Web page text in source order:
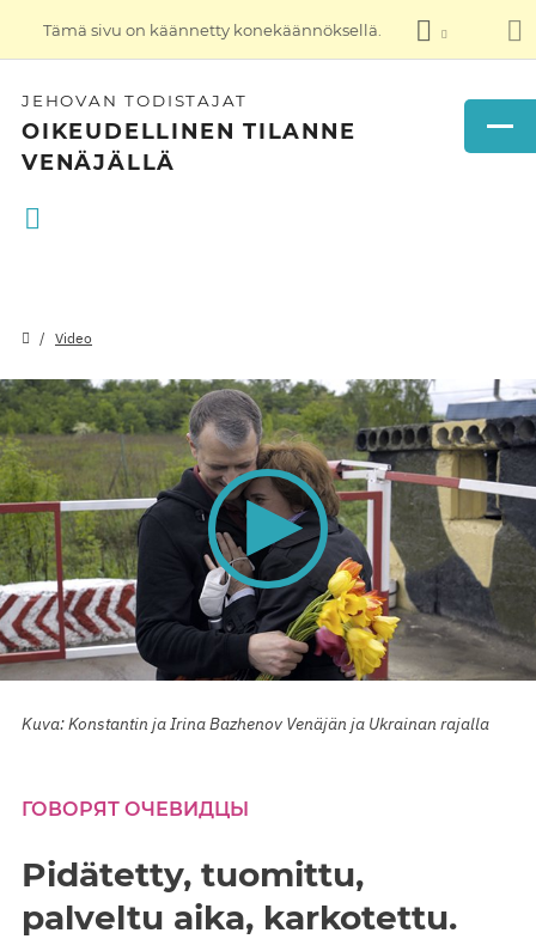
Tämä sivu on käännetty konekäännöksellä.
JEHOVAN TODISTAJAT
OIKEUDELLINEN TILANNE
VENÄJÄLLÄ
Video
Kuva: Konstantin ja Irina Bazhenov Venäjän ja Ukrainan rajalla
ГОВОРЯТ ОЧЕВИДЦЫ
Pidätetty, tuomittu,
palveltu aika, karkotettu.